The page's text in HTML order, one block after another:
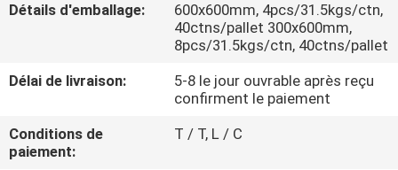
DE
DE
Détails d'emballage:
600x600mm, 4pcs/31.5kgs/ctn,
40ctns/pallet 300x600mm,
8pcs/31.5kgs/ctn, 40ctns/pallet
Délai de livraison:
5-8 le jour ouvrable après reçu
confirment le paiement
Conditions de
paiement:
T / T, L / C